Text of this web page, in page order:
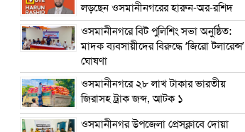
লড়ছেন ওসমানীনগরের হারুন-অর-রশিদ
ওসমানীনগরে বিট পুলিশিং সভা অনুষ্ঠিত:
মাদক ব্যবসায়ীদের বিরুদ্ধে ‘জিরো টলারেন্স’
ঘোষণা
ওসমানীনগরে ২৮ লাখ টাকার ভারতীয়
জিরাসহ ট্রাক জব্দ, আটক ১
ওসমানীনগর উপজেলা প্রেসক্লাবে দোয়া